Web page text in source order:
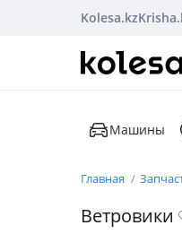
Kolesa.kz
Машины
Главная
Ветровики